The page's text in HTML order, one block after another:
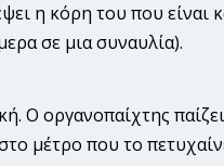
η κόρη του που είναι
σε μια συναυλία).
Ο οργανοπαίχτης
μέτρο που το